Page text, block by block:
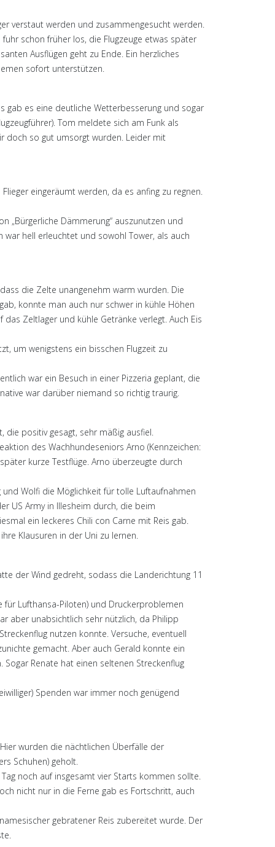
verstaut werden und zusammengesucht werden.
schon früher los, die Flugzeuge etwas später
Ausflügen geht zu Ende. Ein herzliches
sofort unterstützen.
gab es eine deutliche Wetterbesserung und sogar
Tom meldete sich am Funk als
doch so gut umsorgt wurden. Leider mit
eingeräumt werden, da es anfing zu regnen.
„Bürgerliche Dämmerung“ auszunutzen und
hell erleuchtet und sowohl Tower, als auch
die Zelte unangenehm warm wurden. Die
konnte man auch nur schwer in kühle Höhen
Zeltlager und kühle Getränke verlegt. Auch Eis
um wenigstens ein bisschen Flugzeit zu
war ein Besuch in einer Pizzeria geplant, die
war darüber niemand so richtig traurig.
die positiv gesagt, sehr mäßig ausfiel.
des Wachhundeseniors Arno (Kennzeichen:
kurze Testflüge. Arno überzeugte durch
Wolfi die Möglichkeit für tolle Luftaufnahmen
US Army in Illesheim durch, die beim
ein leckeres Chili con Carne mit Reis gab.
Klausuren in der Uni zu lernen.
der Wind gedreht, sodass die Landerichtung 11
Lufthansa-Piloten) und Druckerproblemen
aber unabsichtlich sehr nützlich, da Philipp
nutzen konnte. Versuche, eventuell
gemacht. Aber auch Gerald konnte ein
Renate hat einen seltenen Streckenflug
Spenden war immer noch genügend
wurden die nächtlichen Überfälle der
Schuhen) geholt.
noch auf insgesamt vier Starts kommen sollte.
nicht nur in die Ferne gab es Fortschritt, auch
gebratener Reis zubereitet wurde. Der